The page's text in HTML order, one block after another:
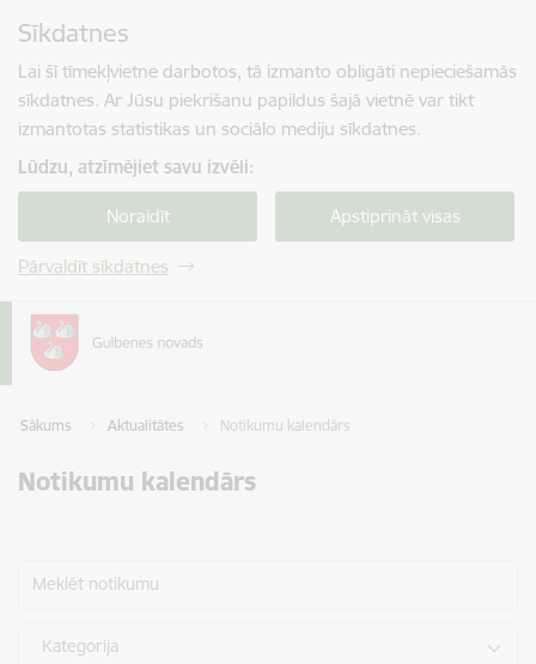
Sīkdatnes
Lai šī tīmekļvietne darbotos, tā izmanto obligāti nepieciešamās
sīkdatnes. Ar Jūsu piekrišanu papildus šajā vietnē var tikt
izmantotas statistikas un sociālo mediju sīkdatnes.
Lūdzu, atzīmējiet savu izvēli:
Noraidīt Apstiprināt visas
Pārvaldīt sīkdatnes
Sākums Aktualitātes Notikumu kalendārs
Notikumu kalendārs
Meklēt notikumu
Kategorija